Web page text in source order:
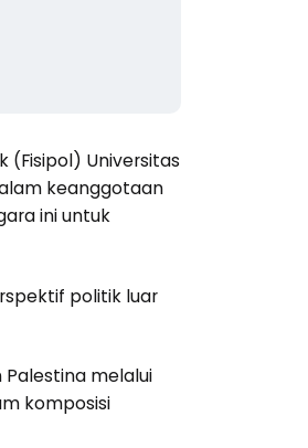
(Fisipol) Universitas
keanggotaan
ini untuk
politik luar
melalui
komposisi